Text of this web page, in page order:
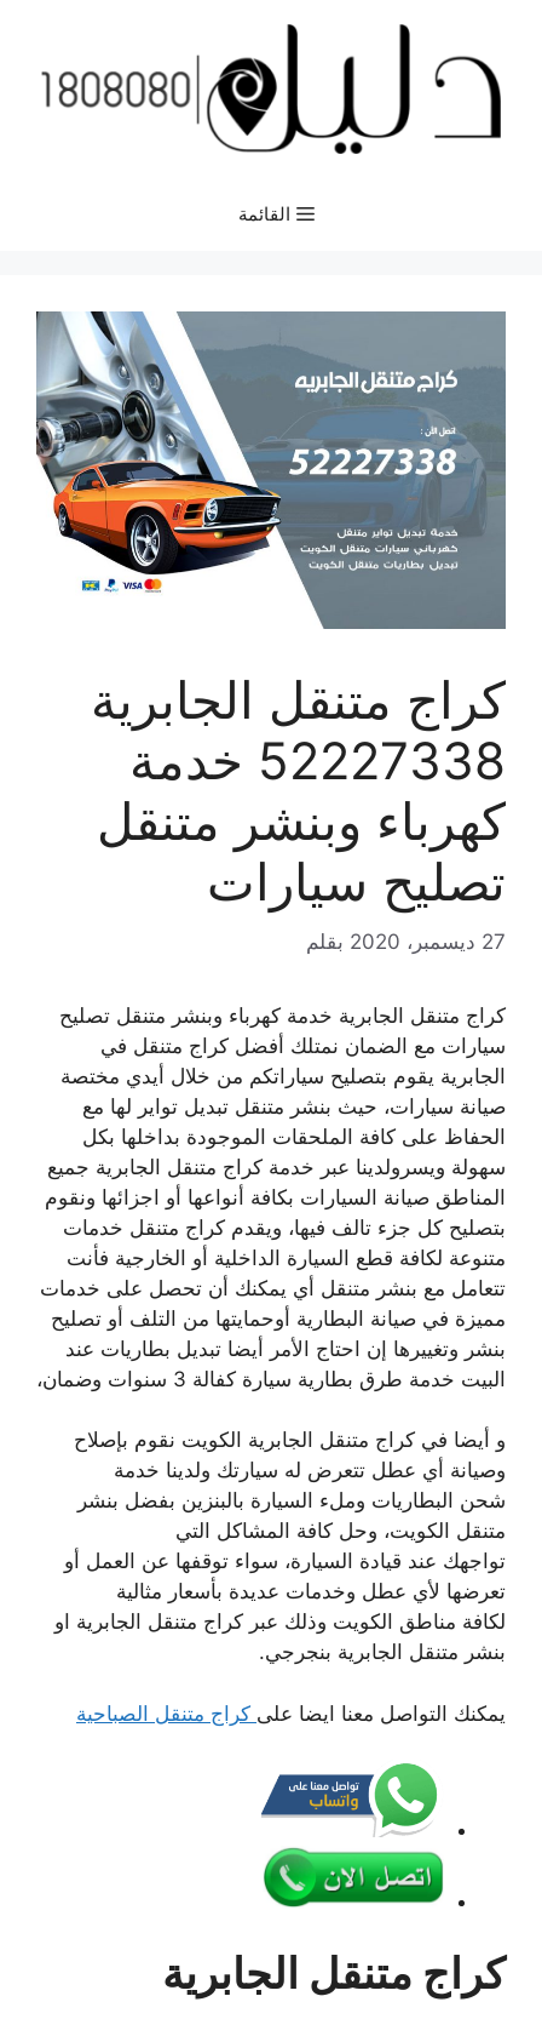
المحتوى
القائمة
كراج متنقل الجابرية
52227338 خدمة
كهرباء وبنشر متنقل
تصليح سيارات
27 ديسمبر، 2020 بقلم
كراج متنقل الجابرية خدمة كهرباء وبنشر متنقل تصليح
سيارات مع الضمان نمتلك أفضل كراج متنقل في
الجابرية يقوم بتصليح سياراتكم من خلال أيدي مختصة
صيانة سيارات، حيث بنشر متنقل تبديل تواير لها مع
الحفاظ على كافة الملحقات الموجودة بداخلها بكل
سهولة ويسرولدينا عبر خدمة كراج متنقل الجابرية جميع
المناطق صيانة السيارات بكافة أنواعها أو اجزائها ونقوم
بتصليح كل جزء تالف فيها، ويقدم كراج متنقل خدمات
متنوعة لكافة قطع السيارة الداخلية أو الخارجية فأنت
تتعامل مع بنشر متنقل أي يمكنك أن تحصل على خدمات
مميزة في صيانة البطارية أوحمايتها من التلف أو تصليح
بنشر وتغييرها إن احتاج الأمر أيضا تبديل بطاريات عند
البيت خدمة طرق بطارية سيارة كفالة 3 سنوات وضمان،
و أيضا في كراج متنقل الجابرية الكويت نقوم بإصلاح
وصيانة أي عطل تتعرض له سيارتك ولدينا خدمة
شحن البطاريات وملء السيارة بالبنزين بفضل بنشر
متنقل الكويت، وحل كافة المشاكل التي
تواجهك عند قيادة السيارة، سواء توقفها عن العمل أو
تعرضها لأي عطل وخدمات عديدة بأسعار مثالية
لكافة مناطق الكويت وذلك عبر كراج متنقل الجابرية او
بنشر متنقل الجابرية بنجرجي.
يمكنك التواصل معنا ايضا على كراج متنقل الصباحية
كراج متنقل الجابرية